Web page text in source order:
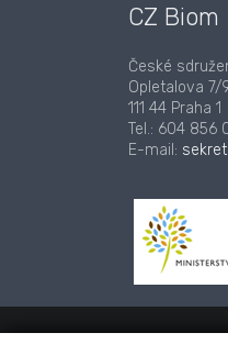
CZ Biom
České
Opletalova 7/
111 44 Praha 1
Tel.: 604 856
E-mail: